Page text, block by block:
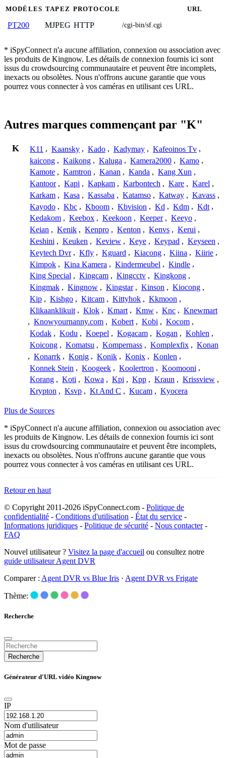
MODÈLES TAPEZ PROTOCOLE URL
PT200 MJPEG HTTP /cgi-bin/sf.cgi
* iSpyConnect n'a aucune affiliation, connexion ou association avec
les produits de Kingnow. Les détails de connexion fournis ici sont
issus du crowdsourcing communautaire et peuvent être incomplets,
inexacts ou obsolètes. Nous n'offrons aucune garantie que vous
pourrez vous connecter à vos caméras en utilisant ces URL.
Autres marques commençant par "K"
K K11 , Kaansky , Kado , Kadymay , Kafeoinos Tv ,
kaicong , Kaikong , Kaluga , Kamera2000 , Kamo ,
Kamote , Kamtron , Kanan , Kanda , Kang Xun ,
Kantoor , Kapi , Kapkam , Karbontech , Kare , Karel ,
Karkam , Kasa , Kassaba , Katamso , Katway , Kavass ,
Kayodo , Kbc , Kboom , Kbvision , Kd , Kdm , Kdt ,
Kedakom , Keebox , Keekoon , Keeper , Keeyo ,
Keian , Kenik , Kenpro , Kenton , Kenvs , Kerui ,
Keshini , Keuken , Keview , Keye , Keypad , Keyseen ,
Keytech Dvr , Kfly , Kguard , Kiacong , Kiina , Kiirie ,
Kimpok , Kina Kamera , Kindermeubel , Kindle ,
King Special , Kingcam , Kingcctv , Kingkong ,
Kingmak , Kingnow , Kingstar , Kinson , Kiocong ,
Kip , Kishgo , Kitcam , Kittyhok , Kkmoon ,
Klikaanklikuit , Klok , Kmart , Kmw , Knc , Knewmart
, Knowyournanny.com , Kobert , Kobi , Kocom ,
Kodak , Kodu , Koepel , Kogacam , Kogan , Kohlen ,
Koicong , Komatsu , Kompernass , Komplexfix , Konan
, Konarrk , Konig , Konik , Konix , Konlen ,
Konnek Stein , Koogeek , Koolertron , Koomooni ,
Korang , Koti , Kowa , Kpi , Kpp , Kraun , Krissview ,
Krypton , Ksvp , Kt And C , Kucam , Kyocera
Plus de Sources
* iSpyConnect n'a aucune affiliation, connexion ou association avec
les produits de Kingnow. Les détails de connexion fournis ici sont
issus du crowdsourcing communautaire et peuvent être incomplets,
inexacts ou obsolètes. Nous n'offrons aucune garantie que vous
pourrez vous connecter à vos caméras en utilisant ces URL.
Retour en haut
© Copyright 2011-2026 iSpyConnect.com - Politique de
confidentialité - Conditions d'utilisation - État du service -
Informations juridiques - Politique de sécurité - Nous contacter-
FAQ
Nouvel utilisateur ? Visitez la page d'accueil ou consultez notre
guide utilisateur Agent DVR
Comparer : Agent DVR vs Blue Iris · Agent DVR vs Frigate
Thème:
Recherche
Recherche
Générateur d'URL vidéo Kingnow
IP
Nom d'utilisateur
Mot de passe